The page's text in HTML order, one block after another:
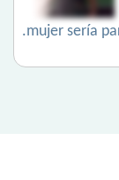
.mujer sería